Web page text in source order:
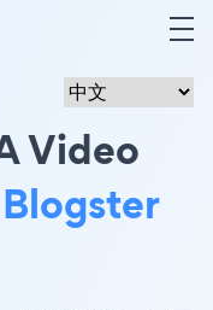
Video
Blogster